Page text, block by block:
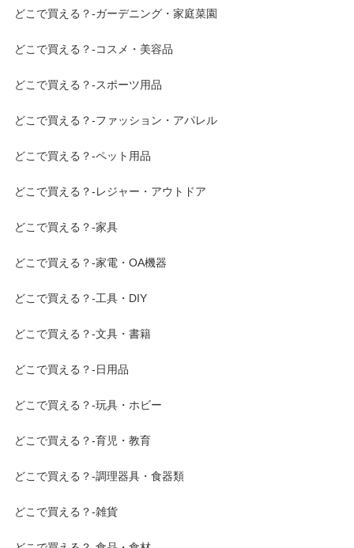
どこで買える？-ガーデニング・家庭菜園
どこで買える？-コスメ・美容品
どこで買える？-スポーツ用品
どこで買える？-ファッション・アパレル
どこで買える？-ペット用品
どこで買える？-レジャー・アウトドア
どこで買える？-家具
どこで買える？-家電・OA機器
どこで買える？-工具・DIY
どこで買える？-文具・書籍
どこで買える？-日用品
どこで買える？-玩具・ホビー
どこで買える？-育児・教育
どこで買える？-調理器具・食器類
どこで買える？-雑貨